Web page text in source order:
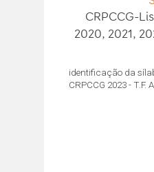
CRPCCG-
2020, 2021,
identificação da
CRPCCG 2023 - T.F.